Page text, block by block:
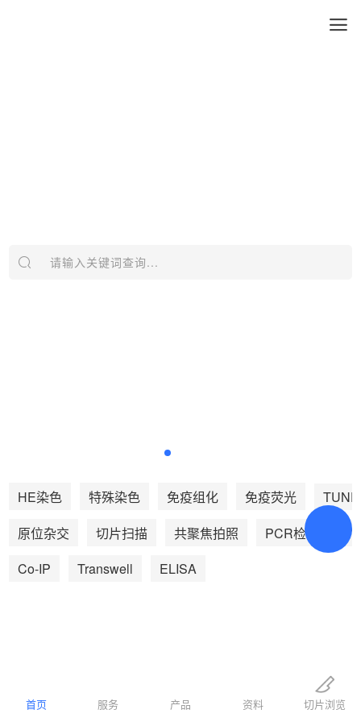
请输入关键词查询...
HE染色 特殊染色 免疫组化 免疫荧光
原位杂交
切片扫描 共聚焦拍照 PCR检测
Co-IP
Transwell ELISA
服务超21万医学研究者，110家医
首页 服务 产品 资料 切片浏览